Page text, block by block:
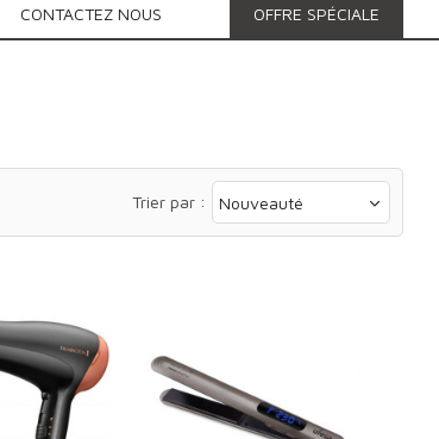
CONTACTEZ NOUS OFFRE SPÉCIALE
Trier par : Nouveauté